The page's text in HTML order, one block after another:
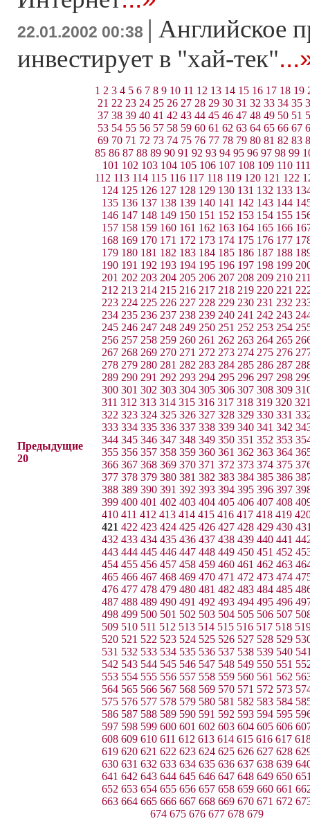
22.01.2002 00:38 | Английское
инвестирует в "хай-тек"
Предыдущие
20
1 2 3 4 5 6 7 8 9 10 11 12 13 14 15 16 17 18 19
21 22 23 24 25 26 27 28 29 30 31 32 33 34 35
37 38 39 40 41 42 43 44 45 46 47 48 49 50 51
53 54 55 56 57 58 59 60 61 62 63 64 65 66 67
69 70 71 72 73 74 75 76 77 78 79 80 81 82 83
85 86 87 88 89 90 91 92 93 94 95 96 97 98 99
101 102 103 104 105 106 107 108 109 110 111
112 113 114 115 116 117 118 119 120 121 122
124 125 126 127 128 129 130 131 132 133
135 136 137 138 139 140 141 142 143 144
146 147 148 149 150 151 152 153 154 155
157 158 159 160 161 162 163 164 165 166
168 169 170 171 172 173 174 175 176 177
179 180 181 182 183 184 185 186 187 188
190 191 192 193 194 195 196 197 198 199
201 202 203 204 205 206 207 208 209 210
212 213 214 215 216 217 218 219 220 221
223 224 225 226 227 228 229 230 231 232
234 235 236 237 238 239 240 241 242 243
245 246 247 248 249 250 251 252 253 254
256 257 258 259 260 261 262 263 264 265
267 268 269 270 271 272 273 274 275 276
278 279 280 281 282 283 284 285 286 287
289 290 291 292 293 294 295 296 297 298
300 301 302 303 304 305 306 307 308 309
311 312 313 314 315 316 317 318 319 320
322 323 324 325 326 327 328 329 330 331
333 334 335 336 337 338 339 340 341 342
344 345 346 347 348 349 350 351 352 353
355 356 357 358 359 360 361 362 363 364
366 367 368 369 370 371 372 373 374 375
377 378 379 380 381 382 383 384 385 386
388 389 390 391 392 393 394 395 396 397
399 400 401 402 403 404 405 406 407 408
410 411 412 413 414 415 416 417 418 419
421 422 423 424 425 426 427 428 429 430
432 433 434 435 436 437 438 439 440 441
443 444 445 446 447 448 449 450 451 452
454 455 456 457 458 459 460 461 462 463
465 466 467 468 469 470 471 472 473 474
476 477 478 479 480 481 482 483 484 485
487 488 489 490 491 492 493 494 495 496
498 499 500 501 502 503 504 505 506 507
509 510 511 512 513 514 515 516 517 518
520 521 522 523 524 525 526 527 528 529
531 532 533 534 535 536 537 538 539 540
542 543 544 545 546 547 548 549 550 551
553 554 555 556 557 558 559 560 561 562
564 565 566 567 568 569 570 571 572 573
575 576 577 578 579 580 581 582 583 584
586 587 588 589 590 591 592 593 594 595
597 598 599 600 601 602 603 604 605 606
608 609 610 611 612 613 614 615 616 617
619 620 621 622 623 624 625 626 627 628
630 631 632 633 634 635 636 637 638 639
641 642 643 644 645 646 647 648 649 650
652 653 654 655 656 657 658 659 660 661
663 664 665 666 667 668 669 670 671 672
674 675 676 677 678 679